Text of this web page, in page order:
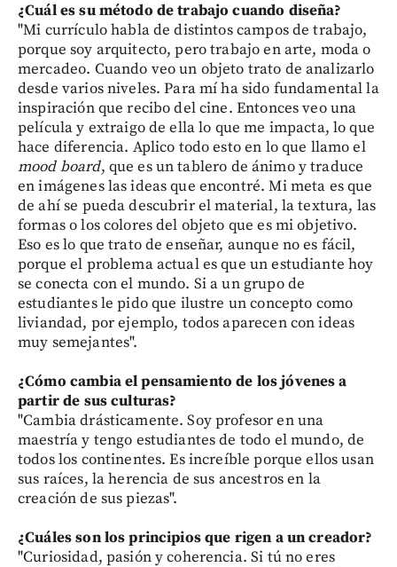
¿Cuál es su método de trabajo cuando diseña?
"Mi currículo habla de distintos campos de trabajo,
porque soy arquitecto, pero trabajo en arte, moda o
mercadeo. Cuando veo un objeto trato de analizarlo
desde varios niveles. Para mí ha sido fundamental la
inspiración que recibo del cine. Entonces veo una
película y extraigo de ella lo que me impacta, lo que
hace diferencia. Aplico todo esto en lo que llamo el
mood board, que es un tablero de ánimo y traduce
en imágenes las ideas que encontré. Mi meta es que
de ahí se pueda descubrir el material, la textura, las
formas o los colores del objeto que es mi objetivo.
Eso es lo que trato de enseñar, aunque no es fácil,
porque el problema actual es que un estudiante hoy
se conecta con el mundo. Si a un grupo de
estudiantes le pido que ilustre un concepto como
liviandad, por ejemplo, todos aparecen con ideas
muy semejantes".
¿Cómo cambia el pensamiento de los jóvenes a
partir de sus culturas?
"Cambia drásticamente. Soy profesor en una
maestría y tengo estudiantes de todo el mundo, de
todos los continentes. Es increíble porque ellos usan
sus raíces, la herencia de sus ancestros en la
creación de sus piezas".
¿Cuáles son los principios que rigen a un creador?
"Curiosidad, pasión y coherencia. Si tú no eres